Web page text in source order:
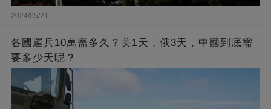
2024/05/21
各國運兵10萬需多久？美1天，俄3天，中國到底需
要多少天呢？